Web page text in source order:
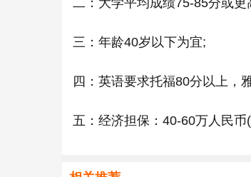
二： 大学平均成绩75-85分或
三： 年龄40岁以下为宜;
四： 英语要求托福80分以上，
五： 经济担保：40-60万人民币